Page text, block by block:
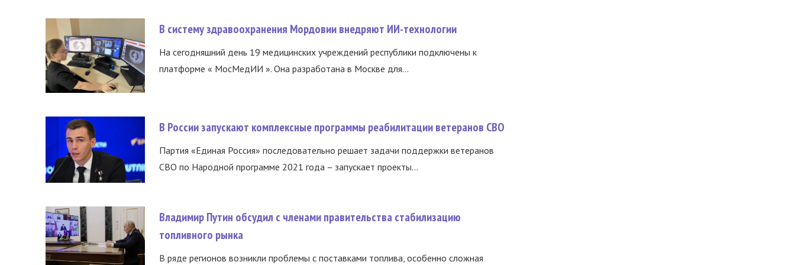
В систему здравоохранения Мордовии внедряют ИИ-технологии
На сегодняшний день 19 медицинских учреждений республики подключены к
платформе « МосМедИИ ». Она разработана в Москве для...
В России запускают комплексные программы реабилитации ветеранов СВО
Партия «Единая Россия» последовательно решает задачи поддержки ветеранов
СВО по Народной программе 2021 года – запускает проекты...
Владимир Путин обсудил с членами правительства стабилизацию
топливного рынка
В ряде регионов возникли проблемы с поставками топлива, особенно сложная